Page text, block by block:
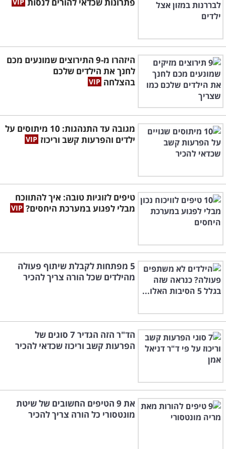
פתרונות שכדאי להורים לנסות
היזהרו מ-9 התירוצים שמונעים מכם
לחנך את הילדים שלכם
בהצלחה
מגובה עד התנהגות: 10 מיתוסים על
ילדים והפרעות קשב וריכוז
טיפים לזוגיות טובה: איך להתווכח
מבלי לפגוע במערכת היחסים?
5 מפתחות לקבלת שיתוף פעולה
מהילדים שכל הורה צריך להכיר
הד"ר הזה הגדיר 7 סוגים של
הפרעות קשב וריכוז שכדאי להכיר
את 9 הטיפים החשובים של שיטת
מונטסורי כל הורה צריך להכיר